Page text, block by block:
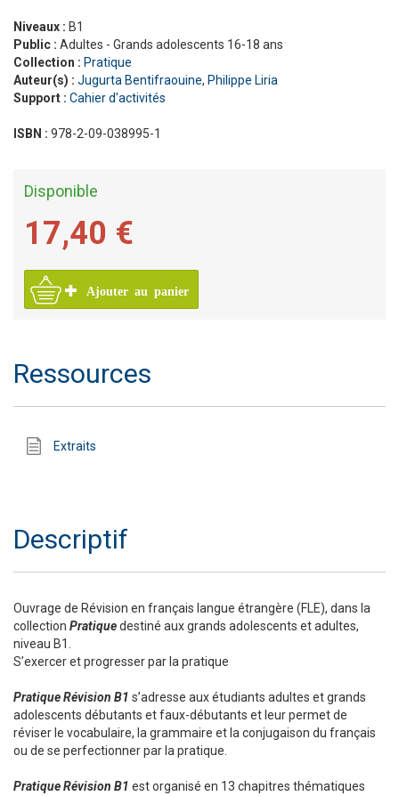
Niveaux : B1
Public : Adultes - Grands adolescents 16-18 ans
Collection : Pratique
Auteur(s) : Jugurta Bentifraouine, Philippe Liria
Support : Cahier d'activités
ISBN : 978-2-09-038995-1
Disponible
17,40 €
Ajouter au panier
Ressources
Extraits
Descriptif
Ouvrage de Révision en français langue étrangère (FLE), dans la
collection Pratiquedestiné aux grands adolescents et adultes,
niveau B1.
S’exercer et progresser par la pratique
Pratique Révision B1 s’adresse aux étudiants adultes et grands
adolescents débutants et faux-débutants et leur permet de
réviser le vocabulaire, la grammaire et la conjugaison du français
ou de se perfectionner par la pratique.
Pratique Révision B1 est organisé en 13 chapitres thématiques